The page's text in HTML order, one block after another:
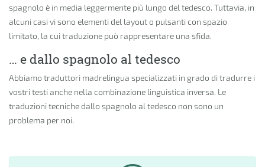
spagnolo è in media leggermente più lungo del tedesco. Tuttavia, in
alcuni casi vi sono elementi del layout o pulsanti con spazio
limitato, la cui traduzione può rappresentare una sfida.
… e dallo spagnolo al tedesco
Abbiamo traduttori madrelingua specializzati in grado di tradurre i
vostri testi anche nella combinazione linguistica inversa. Le
traduzioni tecniche dallo spagnolo al tedesco non sono un
problema per noi.